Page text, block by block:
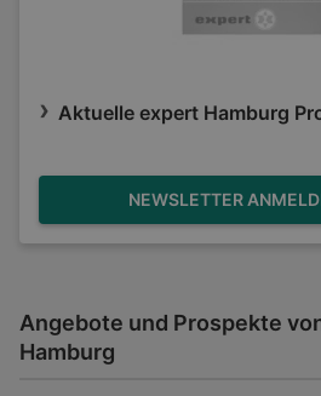
Aktuelle expert Hamburg
NEWSLETTER
Angebote und Prospekte
Hamburg